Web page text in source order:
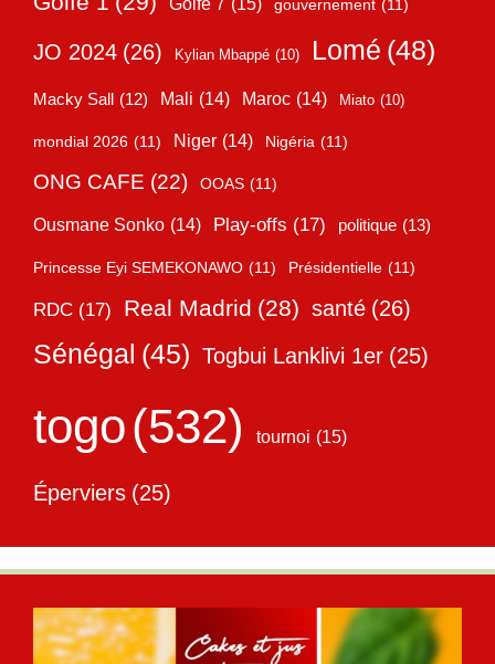
gouvernement (11)
JO 2024 (26) Kylian Mbappé (10) Lomé (48)
Macky Sall (12) Mali (14) Maroc (14) Miato (10)
mondial 2026 (11) Niger (14) Nigéria (11)
ONG CAFE (22) OOAS (11)
Ousmane Sonko (14) Play-offs (17) politique (13)
Princesse Eyi SEMEKONAWO (11) Présidentielle (11)
RDC (17) Real Madrid (28) santé (26)
Sénégal (45) Togbui Lanklivi 1er (25)
togo(532) tournoi (15)
Éperviers (25)